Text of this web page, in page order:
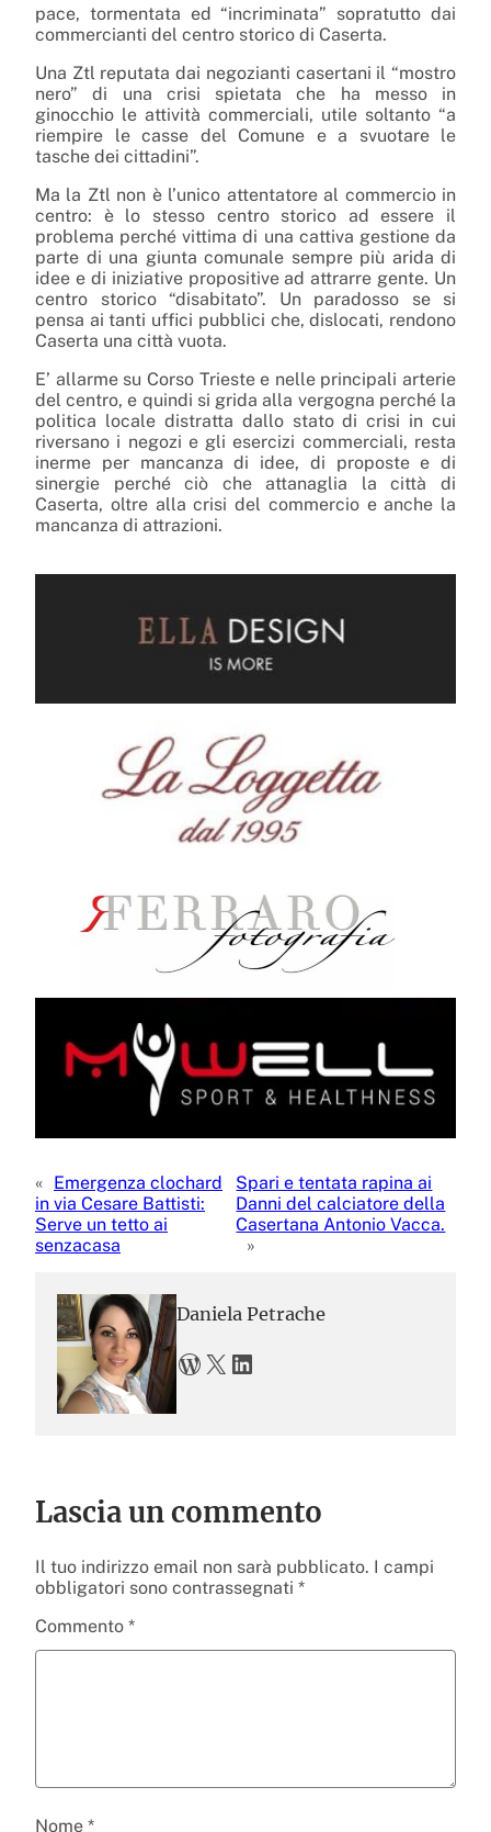
pace, tormentata ed “incriminata” sopratutto dai
commercianti del centro storico di Caserta.
Una Ztl reputata dai negozianti casertani il “mostro
nero” di una crisi spietata che ha messo in
ginocchio le attività commerciali, utile soltanto “a
riempire le casse del Comune e a svuotare le
tasche dei cittadini”.
Ma la Ztl non è l’unico attentatore al commercio in
centro: è lo stesso centro storico ad essere il
problema perché vittima di una cattiva gestione da
parte di una giunta comunale sempre più arida di
idee e di iniziative propositive ad attrarre gente. Un
centro storico “disabitato”. Un paradosso se si
pensa ai tanti uffici pubblici che, dislocati, rendono
Caserta una città vuota.
E’ allarme su Corso Trieste e nelle principali arterie
del centro, e quindi si grida alla vergogna perché la
politica locale distratta dallo stato di crisi in cui
riversano i negozi e gli esercizi commerciali, resta
inerme per mancanza di idee, di proposte e di
sinergie perché ciò che attanaglia la città di
Caserta, oltre alla crisi del commercio e anche la
mancanza di attrazioni.
« Emergenza clochard
in via Cesare Battisti:
Serve un tetto ai
senzacasa
Spari e tentata rapina ai
Danni del calciatore della
Casertana Antonio Vacca.
»
Daniela Petrache
WordPress X LinkedIn
Lascia un commento
Il tuo indirizzo email non sarà pubblicato. I campi
obbligatori sono contrassegnati *
Commento *
Nome *